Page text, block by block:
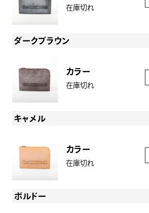
在庫切れ
ダークブラウン
カラー
在庫切れ
キャメル
カラー
在庫切れ
ボルドー